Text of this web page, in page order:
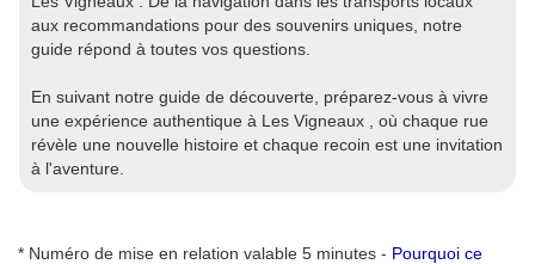
aux recommandations pour des souvenirs uniques, notre
guide répond à toutes vos questions.
En suivant notre guide de découverte, préparez-vous à vivre
une expérience authentique à Les Vigneaux , où chaque rue
révèle une nouvelle histoire et chaque recoin est une invitation
à l'aventure.
* Numéro de mise en relation valable 5 minutes - Pourquoi ce